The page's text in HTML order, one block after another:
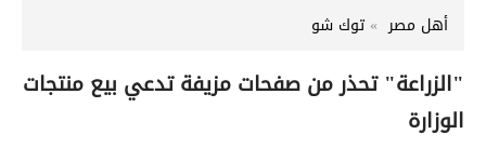
أهل مصر توك شو
"الزراعة" تحذر من صفحات مزيفة تدعي بيع منتجات
الوزارة